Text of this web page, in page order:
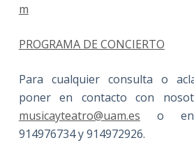
m
PROGRAMA DE CONCIERTO
Para cualquier consulta o
poner en contacto con
musicayteatro@uam.es o en
914976734 y 914972926.